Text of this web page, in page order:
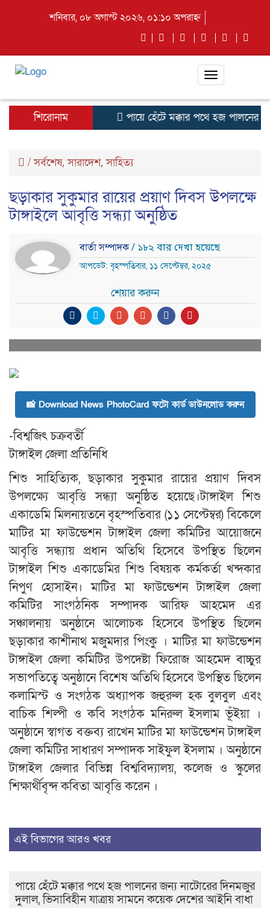
শনিবার, ০৮ অগাস্ট ২০২৬, ০১:১০ অপরাহ্ন
Toggle
শিরোনাম
পায়ে হেঁটে মক্কার পথে হজ পালনের
/সর্বশেষ,সারাদেশ,সাহিত্য
ছড়াকার সুকুমার রায়ের প্রয়াণ দিবস উপলক্ষে
টাঙ্গাইলে আবৃত্তি সন্ধ্যা অনুষ্ঠিত
বার্তা সম্পাদক/ ১৮২ বার দেখা হয়েছে
আপডেট: বৃহস্পতিবার, ১১ সেপ্টেম্বর, ২০২৫
শেয়ার করুন
📸 Download News PhotoCard ফটো কার্ড ডাউনলোড করুন
-বিশ্বজিৎ চক্রবর্তী
টাঙ্গাইল জেলা প্রতিনিধি
শিশু সাহিত্যিক, ছড়াকার সুকুমার রায়ের প্রয়াণ দিবস
উপলক্ষ্যে আবৃত্তি সন্ধ্যা অনুষ্ঠিত হয়েছে।টাঙ্গাইল শিশু
একাডেমি মিলনায়তনে বৃহস্পতিবার (১১ সেপ্টেম্বর) বিকেলে
মাটির মা ফাউন্ডেশন টাঙ্গাইল জেলা কমিটির আয়োজনে
আবৃত্তি সন্ধ্যায় প্রধান অতিথি হিসেবে উপস্থিত ছিলেন
টাঙ্গাইল শিশু একাডেমির শিশু বিষয়ক কর্মকর্তা খন্দকার
নিপুণ হোসাইন। মাটির মা ফাউন্ডেশন টাঙ্গাইল জেলা
কমিটির সাংগঠনিক সম্পাদক আরিফ আহমেদ এর
সঞ্চালনায় অনুষ্ঠানে আলোচক হিসেবে উপস্থিত ছিলেন
ছড়াকার কাশীনাথ মজুমদার পিংকু । মাটির মা ফাউন্ডেশন
টাঙ্গাইল জেলা কমিটির উপদেষ্টা ফিরোজ আহমেদ বাচ্চুর
সভাপতিত্বে অনুষ্ঠানে বিশেষ অতিথি হিসেবে উপস্থিত ছিলেন
কলামিস্ট ও সংগঠক অধ্যাপক জহুরুল হক বুলবুল এবং
বাচিক শিল্পী ও কবি সংগঠক মনিরুল ইসলাম ভূঁইয়া ।
অনুষ্ঠানে স্বাগত বক্তব্য রাখেন মাটির মা ফাউন্ডেশন টাঙ্গাইল
জেলা কমিটির সাধারণ সম্পাদক সাইফুল ইসলাম । অনুষ্ঠানে
টাঙ্গাইল জেলার বিভিন্ন বিশ্ববিদ্যালয়, কলেজ ও স্কুলের
শিক্ষার্থীবৃন্দ কবিতা আবৃত্তি করেন ।
এই বিভাগের আরও খবর
পায়ে হেঁটে মক্কার পথে হজ পালনের জন্য নাটোরের দিনমজুর
দুলাল, ভিসাবিহীন যাত্রায় সামনে কয়েক দেশের আইনি বাধা